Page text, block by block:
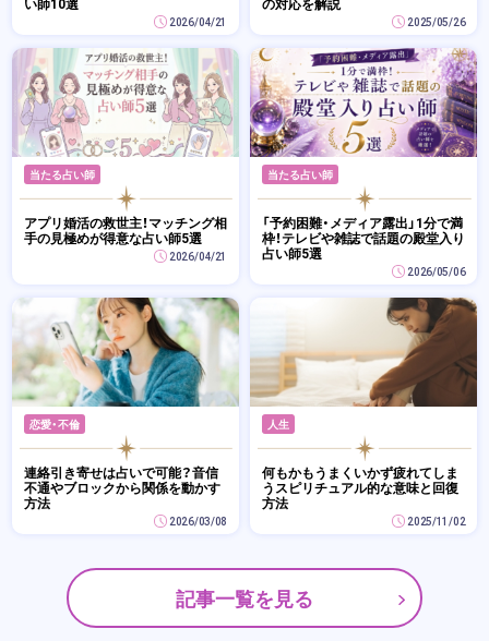
2026/04/21 2025/05/26
当たる占い師
アプリ婚活の救世主！マッチング相
手の見極めが得意な占い師5選
2026/04/21
当たる占い師
「予約困難・メディア露出」1分で満
枠！テレビや雑誌で話題の殿堂入り
占い師5選
2026/05/06
恋愛・不倫
連絡引き寄せは占いで可能？音信
不通やブロックから関係を動かす
方法
2026/03/08
人生
何もかもうまくいかず疲れてしま
うスピリチュアル的な意味と回復
方法
2025/11/02
記事一覧を見る